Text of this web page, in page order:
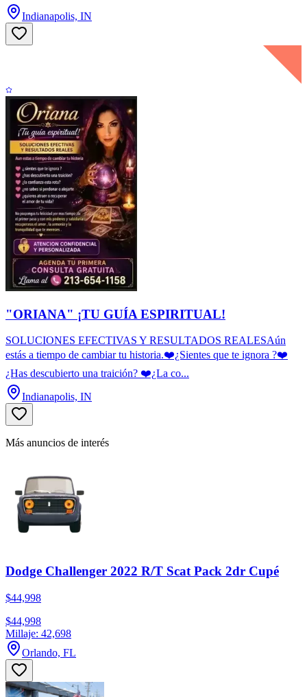
Indianapolis, IN
"ORIANA" ¡TU GUÍA ESPIRITUAL!
SOLUCIONES EFECTIVAS Y RESULTADOS REALESAún
estás a tiempo de cambiar tu historia.❤️¿Sientes que te ignora ?❤️
¿Has descubierto una traición? ❤️¿La co...
Indianapolis, IN
Más anuncios de interés
Dodge Challenger 2022 R/T Scat Pack 2dr Cupé
$44,998
$44,998
Millaje: 42,698
Orlando, FL